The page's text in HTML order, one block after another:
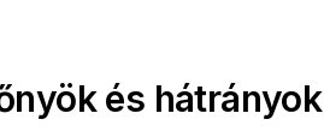
és hátrányok